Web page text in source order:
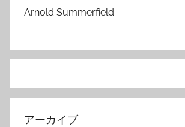
Arnold Summerfield
アーカイブ